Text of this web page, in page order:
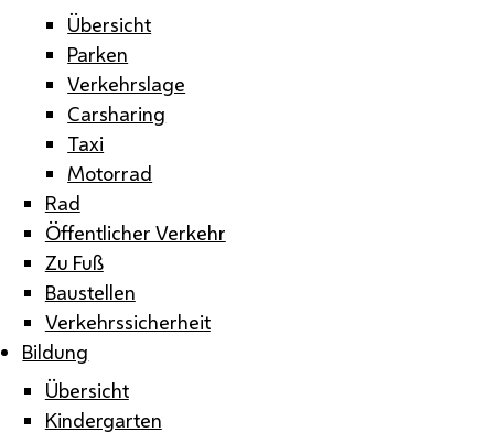
Übersicht
Parken
Verkehrslage
Carsharing
Taxi
Motorrad
Rad
Öffentlicher Verkehr
Zu Fuß
Baustellen
Verkehrssicherheit
Bildung
Übersicht
Kindergarten